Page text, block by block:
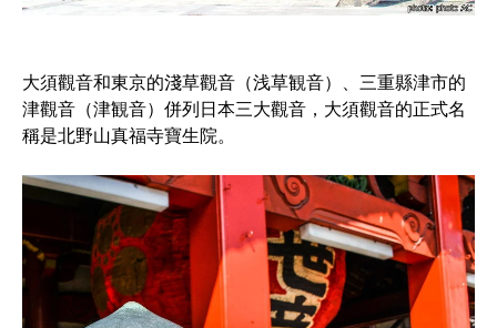
大須觀音和東京的淺草觀音（浅草観音）、三重縣津市的
津觀音（津観音）併列日本三大觀音，大須觀音的正式名
稱是北野山真福寺寶生院。